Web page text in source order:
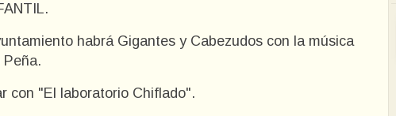
habrá Gigantes y Cabezudos con la música
Peña.
con "El laboratorio Chiflado".